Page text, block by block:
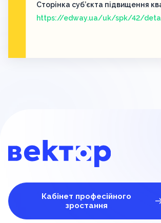
Сторінка суб’єкта підвищення
https://edway.ua/uk/spk/42/
Кабінет професійного
зростання